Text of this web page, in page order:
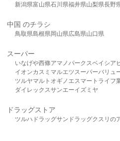
新潟県富山県石川県福井県山梨県長野
中国 のチラシ
鳥取県島根県岡山県広島県山口県
スーパー
いなげや西條アマノパークスベイシア
イオンカスミ マルエツスーパーバリュ
ツルヤマルト オギノ エスマート ライフ
ダイレックスサンエーイズミヤ
ドラッグストア
ツルハドラッグサンドラッグクスリの